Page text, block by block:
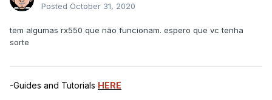
Posted October 31, 2020
tem algumas rx550 que não funcionam. espero que vc tenha
sorte
-Guides and Tutorials HERE